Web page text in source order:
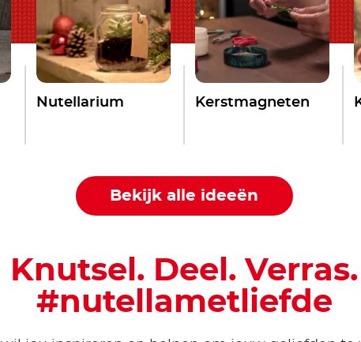
Nutellarium Kerstmagneten
Bekijk alle ideeën
Knutsel. Deel. Verras.
#nutellametliefde